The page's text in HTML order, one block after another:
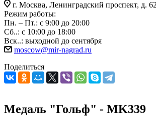
г. Москва, Ленинградский проспект, д.
Режим работы:
Пн. – Пт.: с 9:00 до 20:00
Сб..: с 10:00 до 18:00
Вск..: выходной до сентября
moscow@mir-nagrad.ru
Поделиться
Медаль "Гольф" - MK339